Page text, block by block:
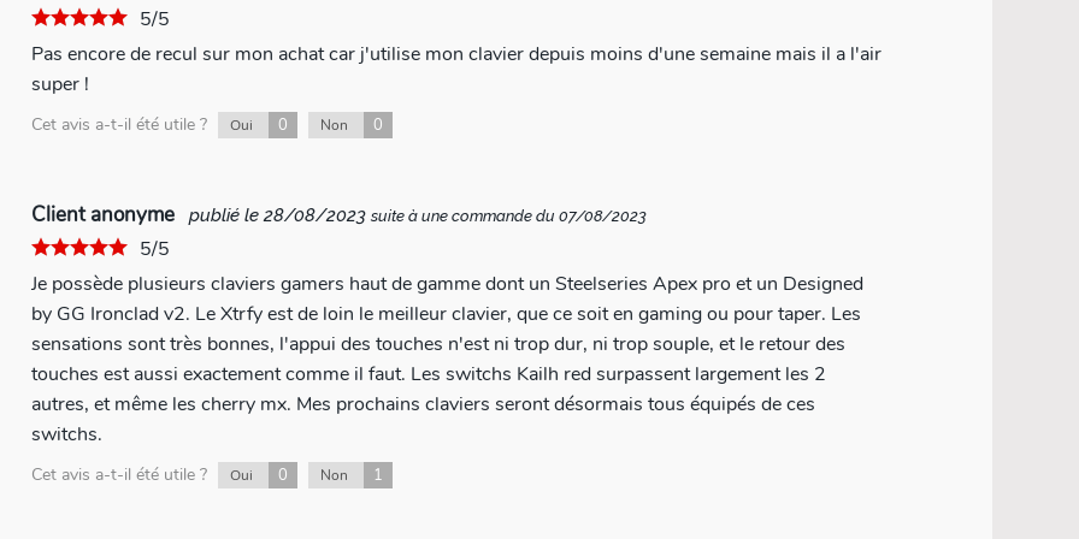
5/5
Pas encore de recul sur mon achat car j'utilise mon clavier depuis moins d'une semaine mais il a l'air
super !
Cet avis a-t-il été utile ? Oui 0 Non 0
Client anonyme publié le 28/08/2023 suite à une commande du 07/08/2023
5/5
Je possède plusieurs claviers gamers haut de gamme dont un Steelseries Apex pro et un Designed
by GG Ironclad v2. Le Xtrfy est de loin le meilleur clavier, que ce soit en gaming ou pour taper. Les
sensations sont très bonnes, l'appui des touches n'est ni trop dur, ni trop souple, et le retour des
touches est aussi exactement comme il faut. Les switchs Kailh red surpassent largement les 2
autres, et même les cherry mx. Mes prochains claviers seront désormais tous équipés de ces
switchs.
Cet avis a-t-il été utile ? Oui 0 Non 1